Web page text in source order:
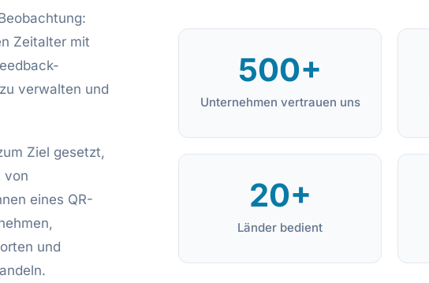
Zeitalter mit
verwalten und
Ziel gesetzt,
von
eines QR-
und
500+
Unternehmen vertrauen uns
20+
Länder bedient